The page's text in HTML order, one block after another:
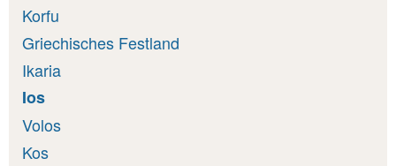
Korfu
Griechisches Festland
Ikaria
Ios
Volos
Kos